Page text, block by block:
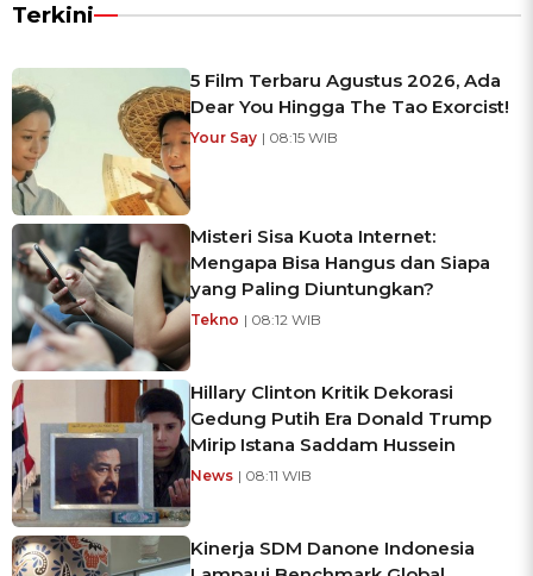
Terkini
5 Film Terbaru Agustus 2026, Ada
Dear You Hingga The Tao Exorcist!
Your Say | 08:15 WIB
Misteri Sisa Kuota Internet:
Mengapa Bisa Hangus dan Siapa
yang Paling Diuntungkan?
Tekno | 08:12 WIB
Hillary Clinton Kritik Dekorasi
Gedung Putih Era Donald Trump
Mirip Istana Saddam Hussein
News | 08:11 WIB
Kinerja SDM Danone Indonesia